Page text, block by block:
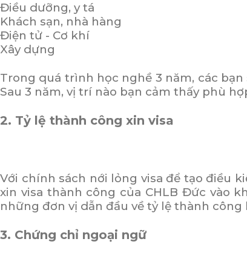
Điều dưỡng, y tá
Khách sạn, nhà hàng
Điện tử - Cơ khí
Xây dựng
Trong quá trình học nghề 3 năm, các
Sau 3 năm, vị trí nào bạn cảm thấy phù
2. Tỷ lệ thành công xin visa
Với chính sách nới lỏng visa để tạo điều
xin visa thành công của CHLB Đức vào
những đơn vị dẫn đầu về tỷ lệ thành
3. Chứng chỉ ngoại ngữ